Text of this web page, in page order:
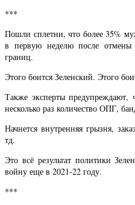
***
Пошли сплетни, что более 35%
в первую неделю после отмены
границ.
Этого боится Зеленский. Этого
Также эксперты предупреждают,
несколько раз количество ОПГ,
Начнется внутренняя грызня,
тд.
Это всё результат политики
войну еще в 2021-22 году.
***